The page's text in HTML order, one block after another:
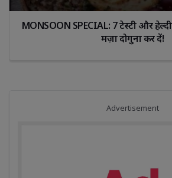
MONSOON SPECIAL: 7 टेस्टी और
मज़ा दोगुना कर दें!
Advertisement